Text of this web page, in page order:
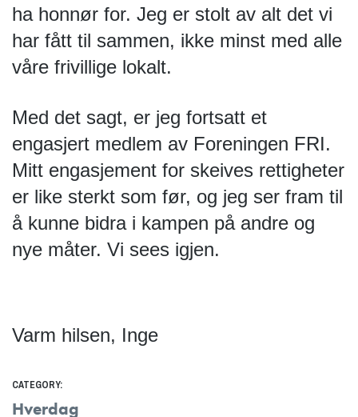
ha honnør for. Jeg er stolt av alt det vi
har fått til sammen, ikke minst med alle
våre frivillige lokalt.
Med det sagt, er jeg fortsatt et
engasjert medlem av Foreningen FRI.
Mitt engasjement for skeives rettigheter
er like sterkt som før, og jeg ser fram til
å kunne bidra i kampen på andre og
nye måter. Vi sees igjen.
Varm hilsen, Inge
CATEGORY:
Hverdag